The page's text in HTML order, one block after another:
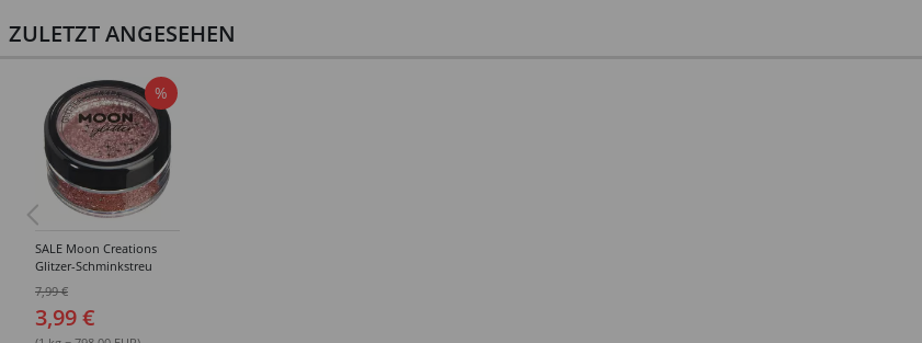
ZULETZT ANGESEHEN
%
SALE Moon Creations
Glitzer-Schminkstreu
holographisch, fein, 5g -
Verschiedene Farben
7,99 €
3,99 €